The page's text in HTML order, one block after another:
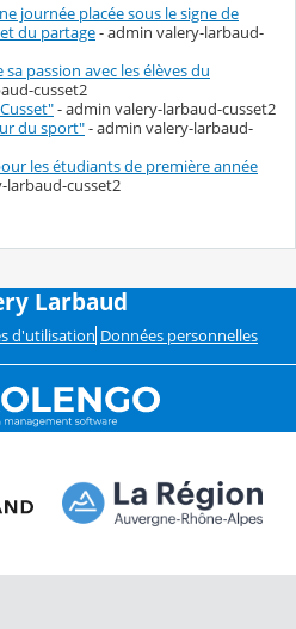
journée placée sous le signe de
du partage- admin valery-larbaud-
passion avec les élèves du
cusset2
- admin valery-larbaud-cusset2
du sport"- admin valery-larbaud-
les étudiants de première année
larbaud-cusset2
Larbaud
d'utilisation Données personnelles